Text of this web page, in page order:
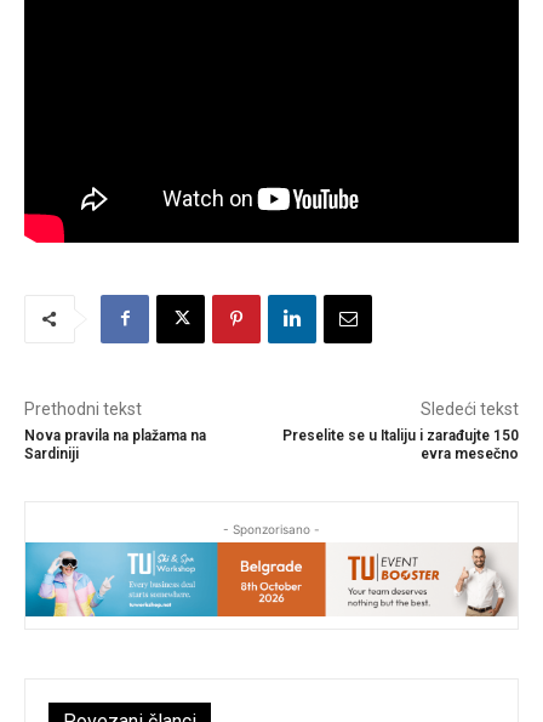
Prethodni tekst
Nova pravila na plažama na
Sardiniji
Sledeći tekst
Preselite se u Italiju i zarađujte 150
evra mesečno
- Sponzorisano -